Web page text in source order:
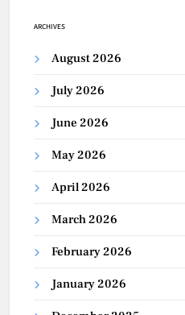
ARCHIVES
August 2026
July 2026
June 2026
May 2026
April 2026
March 2026
February 2026
January 2026